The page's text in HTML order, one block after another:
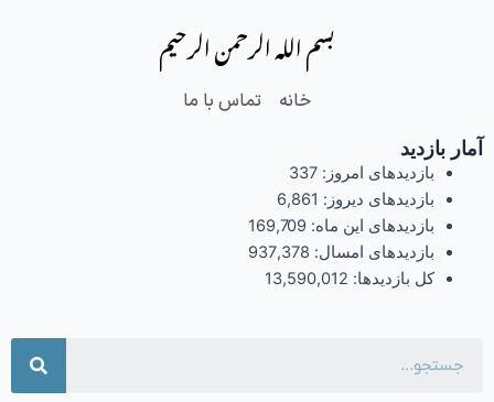
بسم الله الرحمن الرحیم
خانه تماس با ما
آمار بازدید
بازدیدهای امروز: 337
بازدیدهای دیروز: 6,861
بازدیدهای این ماه: 169,709
بازدیدهای امسال: 937,378
کل بازدیدها: 13,590,012